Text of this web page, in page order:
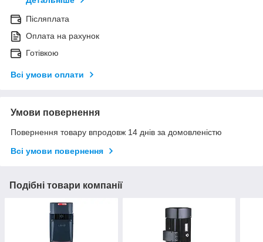
Післяплата
Оплата на рахунок
Готівкою
Всі умови оплати
Умови повернення
Повернення товару впродовж 14 днів за домовленістю
Всі умови повернення
Подібні товари компанії